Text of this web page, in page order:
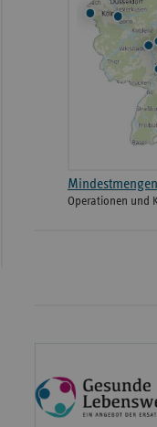
Operationen und